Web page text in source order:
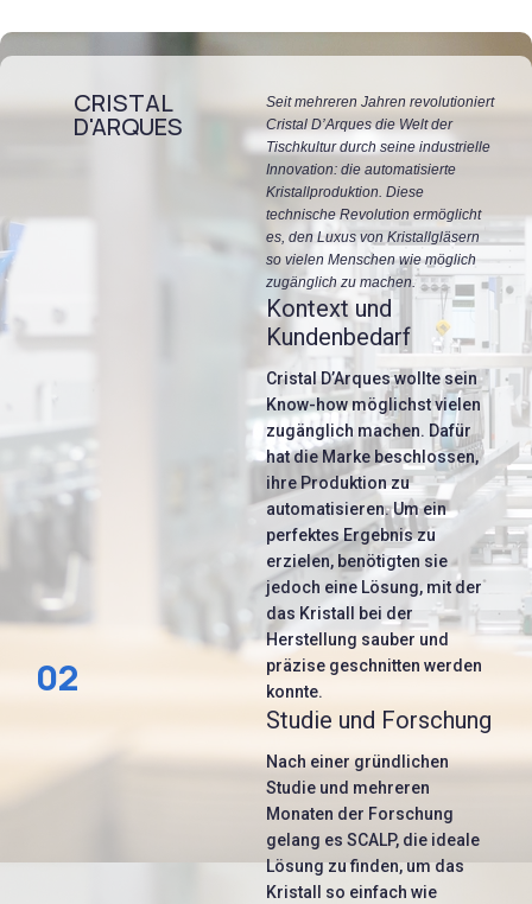
02
CRISTAL
D'ARQUES
Seit mehreren Jahren revolutioniert
Cristal D’Arques die Welt der
Tischkultur durch seine industrielle
Innovation: die automatisierte
Kristallproduktion. Diese
technische Revolution ermöglicht
es, den Luxus von Kristallgläsern
so vielen Menschen wie möglich
zugänglich zu machen.
Kontext und
Kundenbedarf
Cristal D’Arques wollte sein
Know-how möglichst vielen
zugänglich machen. Dafür
hat die Marke beschlossen,
ihre Produktion zu
automatisieren. Um ein
perfektes Ergebnis zu
erzielen, benötigten sie
jedoch eine Lösung, mit der
das Kristall bei der
Herstellung sauber und
präzise geschnitten werden
konnte.
Studie und Forschung
Nach einer gründlichen
Studie und mehreren
Monaten der Forschung
gelang es SCALP, die ideale
Lösung zu finden, um das
Kristall so einfach wie